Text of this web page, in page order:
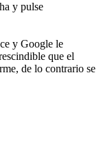
y pulse
y Google le
que el
de lo contrario se